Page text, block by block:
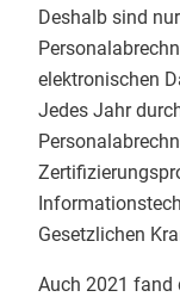
Deshalb sind
elektronischen
Jedes Jahr
Gesetzlichen
Auch 2021 fand